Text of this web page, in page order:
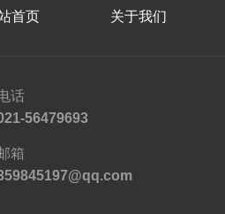
首页 关于我们
话
56479693
箱